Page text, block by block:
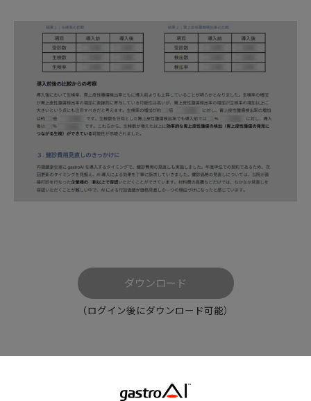
ダウンロード
（ログイン後にダウンロード可能）